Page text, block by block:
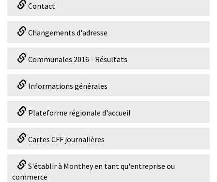
Contact
Changements d'adresse
Communales 2016 - Résultats
Informations générales
Plateforme régionale d'accueil
Cartes CFF journalières
S'établir à Monthey en tant qu'entreprise ou
commerce